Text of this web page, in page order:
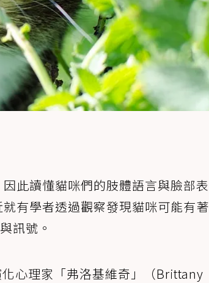
此讀懂貓咪們的肢體語言與臉部表
有學者透過觀察發現貓咪可能有著
訊號。
心理家「弗洛基維奇」（Brittany